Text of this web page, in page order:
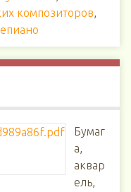
композиторов,
Бумаг
а,
аквар
ель,